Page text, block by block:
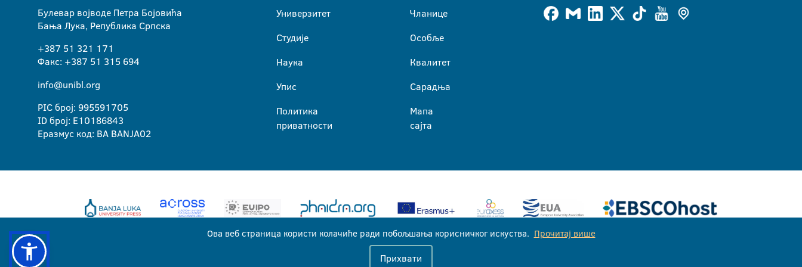
Булевар војводе Петра Бојовића
Бања Лука, Република Српска
+387 51 321 171
Факс: +387 51 315 694
info@unibl.org
PIC број: 995591705
ID број: E10186843
Еразмус код: BA BANJA02
Универзитет
Студије
Наука
Упис
Политика
приватности
Чланице
Особље
Квалитет
Сарадња
Мапа
сајта
Ова веб страница користи колачиће ради побољшања корисничког искуства. Прочитај више
Прихвати